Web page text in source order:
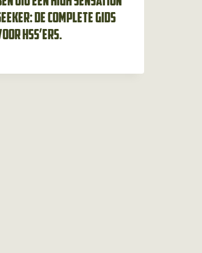
de complete gids
HSS’ers.